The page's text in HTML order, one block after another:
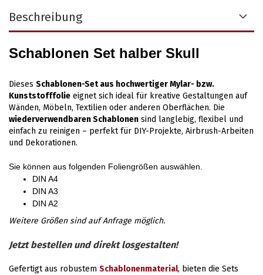
Beschreibung
Schablonen Set halber Skull
Dieses Schablonen-Set aus hochwertiger Mylar- bzw.
Kunststofffolie eignet sich ideal für kreative Gestaltungen auf
Wänden, Möbeln, Textilien oder anderen Oberflächen. Die
wiederverwendbaren Schablonen sind langlebig, flexibel und
einfach zu reinigen – perfekt für DIY-Projekte, Airbrush-Arbeiten
und Dekorationen.
Sie können aus folgenden Foliengrößen auswählen.
DIN A4
DIN A3
DIN A2
Weitere Größen sind auf Anfrage möglich.
Jetzt bestellen und direkt losgestalten!
Gefertigt aus robustem Schablonenmaterial, bieten die Sets